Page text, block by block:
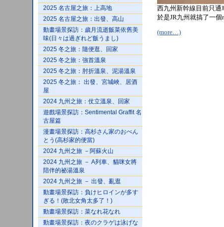
2025 名古屋之旅：上高地
2025 名古屋之旅：出發、高山
動畫場景探訪：歲月流逝飯菜依舊美
味(日々は過ぎれど飯うまし)
2025 冬之旅：隨便逛、回家
2025 冬之旅：強首溫泉
2025 冬之旅：肘折溫泉、泥湯溫泉
2025 冬之旅： 出發、宮城峽、居酒
屋
2024 九州之旅：仗立溫泉、回家
遊戲場景探訪：Sentimental Graffit 名
古屋篇
漫畫場景探訪：高杉さん家のおべん
とう(高杉家的便當)
2024 九州之旅 －阿蘇火山
2024 九州之旅 － A列車、貓咪女將
陪伴的祕湯溫泉
2024 九州之旅 － 出發、亂逛
動畫場景探訪：負けヒロインが多す
ぎる！(敗北女角太多了！)
動畫場景探訪：菜なれ花なれ
動畫場景探訪：夜のクラゲは泳げな
西九州新幹線目前只通
於是JR九州就搞了一
(more…)